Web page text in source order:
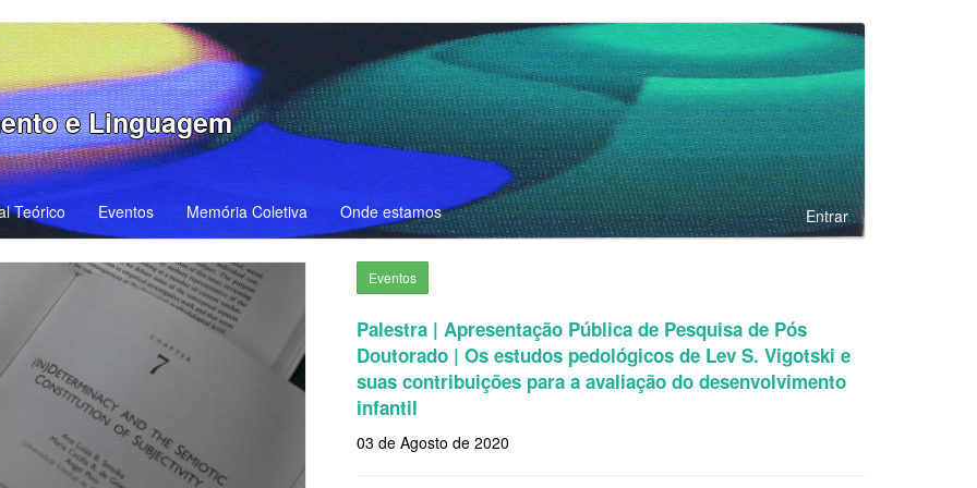
Teórico Eventos Memória Coletiva Onde estamos
e Linguagem
Entrar
Eventos
Palestra | Apresentação Pública de Pesquisa de Pós
Doutorado | Os estudos pedológicos de Lev S. Vigotski e
suas contribuições para a avaliação do desenvolvimento
infantil
03 de Agosto de 2020